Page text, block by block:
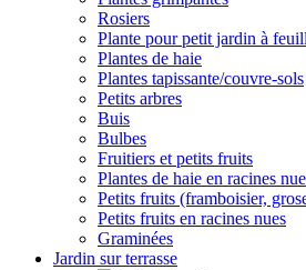
Rosiers
Plante pour petit jardin à
Plantes de haie
Plantes tapissante/couvre-sols
Petits arbres
Buis
Bulbes
Fruitiers et petits fruits
Plantes de haie en racines
Petits fruits (framboisier,
Petits fruits en racines nues
Graminées
Jardin sur terrasse